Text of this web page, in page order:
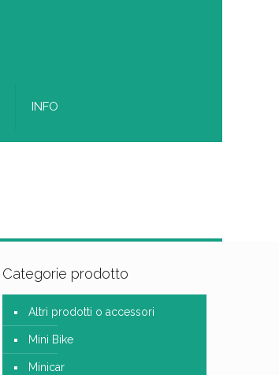
INFO
Categorie prodotto
Altri prodotti o accessori
Mini Bike
Minicar